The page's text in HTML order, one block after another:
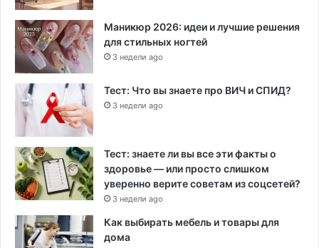
Маникюр 2026: идеи и лучшие решения
для стильных ногтей
3 недели ago
Тест: Что вы знаете про ВИЧ и СПИД?
3 недели ago
Тест: знаете ли вы все эти факты о
здоровье — или просто слишком
уверенно верите советам из соцсетей?
3 недели ago
Как выбирать мебель и товары для
дома